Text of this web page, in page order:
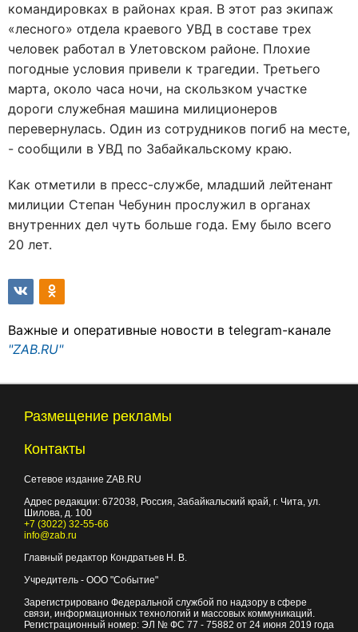
командировках в районах края. В этот раз экипаж
«лесного» отдела краевого УВД в составе трех
человек работал в Улетовском районе. Плохие
погодные условия привели к трагедии. Третьего
марта, около часа ночи, на скользком участке
дороги служебная машина милиционеров
перевернулась. Один из сотрудников погиб на месте,
- сообщили в УВД по Забайкальскому краю.
Как отметили в пресс-службе, младший лейтенант
милиции Степан Чебунин прослужил в органах
внутренних дел чуть больше года. Ему было всего
20 лет.
Важные и оперативные новости в telegram-канале
"ZAB.RU"
Размещение рекламы
Контакты
Сетевое издание ZAB.RU
Адрес редакции: 672038, Россия, Забайкальский край, г. Чита, ул.
Шилова, д. 100
+7 (3022) 32-55-66
info@zab.ru
Главный редактор Кондратьев Н. В.
Учредитель - ООО "Событие"
Зарегистрировано Федеральной службой по надзору в сфере
связи, информационных технологий и массовых коммуникаций.
Регистрационный номер: ЭЛ № ФС 77 - 75882 от 24 июня 2019 года